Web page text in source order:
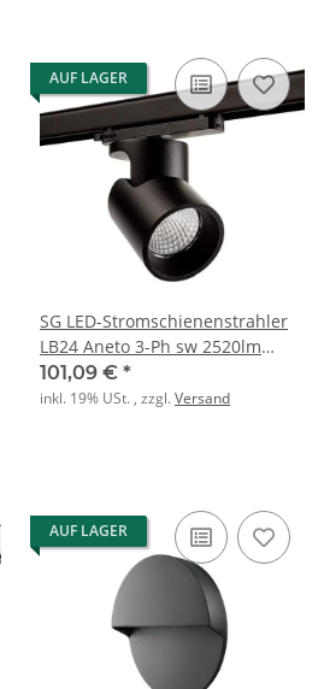
AUF LAGER
SG LED-Stromschienenstrahler
LB24 Aneto 3-Ph sw 2520lm
3000K Ra>90 On/Off
101,09 € *
inkl. 19% USt. , zzgl.Versand
AUF LAGER